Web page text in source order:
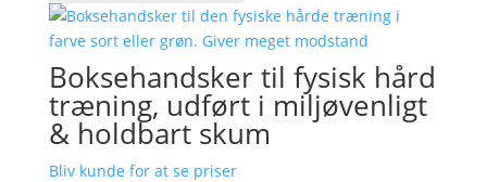
Boksehandsker til fysisk hård
træning, udført i miljøvenligt
& holdbart skum
Bliv kunde for at se priser